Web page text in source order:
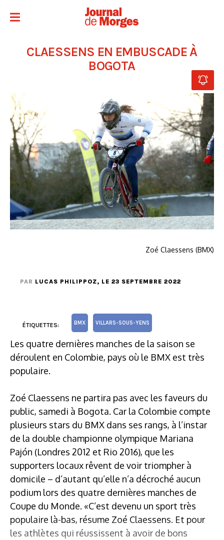
CLAESSENS EN EMBUSCADE À
BOGOTA
Zoé Claessens (BMX)
PAR LUCAS PHILIPPOZ, LE 23 SEPTEMBRE 2022
ÉTIQUETTES: BMX VILLARS-SOUS-YENS
Les quatre dernières manches de la saison se
déroulent en Colombie, pays où le BMX est très
populaire.
Zoé Claessens ne partira pas avec les faveurs du
public, samedi à Bogota. Car la Colombie compte
plusieurs stars du BMX dans ses rangs, à l’instar
de la double championne olympique Mariana
Pajón (Londres 2012 et Rio 2016), que les
supporters locaux rêvent de voir triompher à
domicile – d’autant qu’elle n’a décroché aucun
podium lors des quatre dernières manches de
Coupe du Monde. «C’est devenu un sport très
populaire là-bas, résume Zoé Claessens. Et pour
les athlètes qui réussissent à avoir de bons